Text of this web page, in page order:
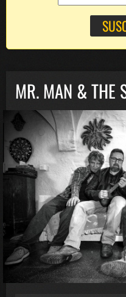
MR. MAN & THE